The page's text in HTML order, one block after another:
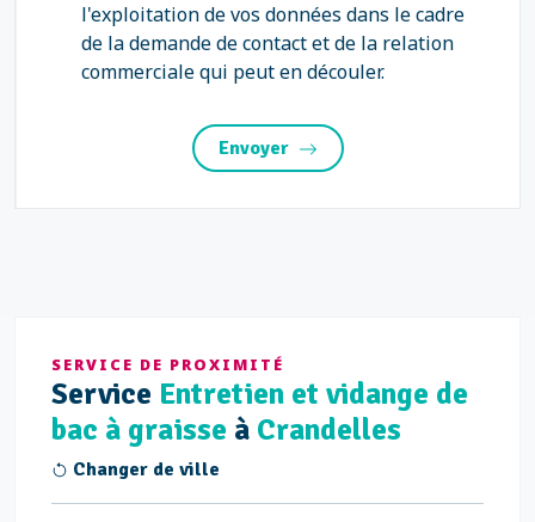
l'exploitation de vos données dans le cadre
de la demande de contact et de la relation
commerciale qui peut en découler.
Envoyer
SERVICE DE PROXIMITÉ
Service Entretien et vidange de
bac à graisse à Crandelles
Changer de ville